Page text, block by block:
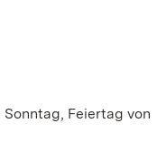
Feiertag von